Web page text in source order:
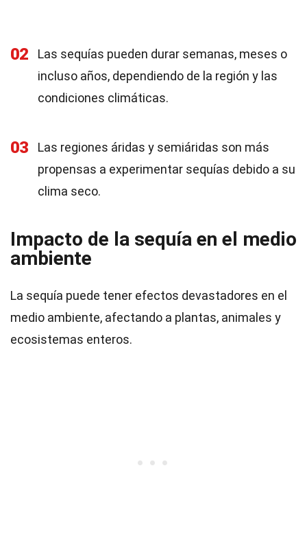
02
Las sequías pueden durar semanas, meses o
incluso años, dependiendo de la región y las
condiciones climáticas.
03
Las regiones áridas y semiáridas son más
propensas a experimentar sequías debido a su
clima seco.
Impacto de la sequía en el medio
ambiente
La sequía puede tener efectos devastadores en el
medio ambiente, afectando a plantas, animales y
ecosistemas enteros.